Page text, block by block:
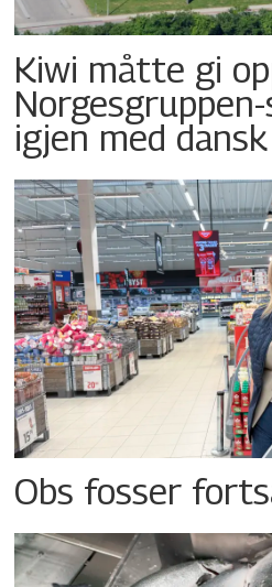
Kiwi måtte gi
igjen med
Obs fosser